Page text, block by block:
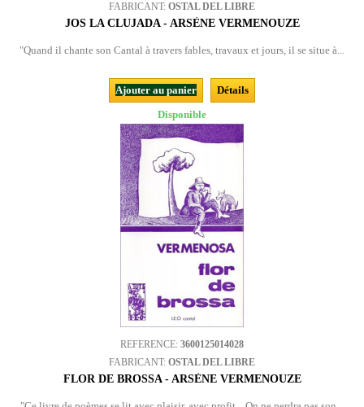
FABRICANT: OSTAL DEL LIBRE
JOS LA CLUJADA - ARSÈNE VERMENOUZE
"Quand il chante son Cantal à travers fables, travaux et jours, il se situe à...
Ajouter au panier
Détails
Disponible
REFERENCE: 3600125014028
FABRICANT: OSTAL DEL LIBRE
FLOR DE BROSSA - ARSÈNE VERMENOUZE